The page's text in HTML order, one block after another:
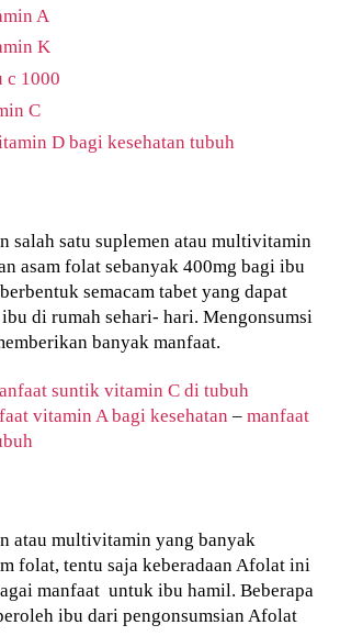
A
K
c 1000
C
D bagi kesehatan tubuh
salah satu suplemen atau multivitamin
asam folat sebanyak 400mg bagi ibu
semacam tabet yang dapat
di rumah sehari- hari. Mengonsumsi
banyak manfaat.
suntik vitamin C di tubuh
vitamin A bagi kesehatan –manfaat
atau multivitamin yang banyak
folat, tentu saja keberadaan Afolat ini
manfaat untuk ibu hamil. Beberapa
ibu dari pengonsumsian Afolat